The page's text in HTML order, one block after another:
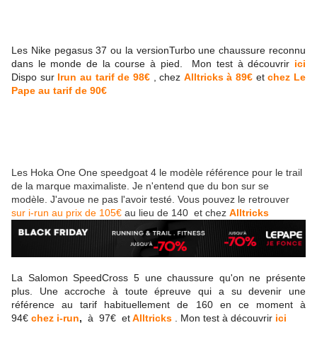
Les Nike pegasus 37 ou la versionTurbo une chaussure reconnu
dans le monde de la course à pied. Mon test à découvrir ici
Dispo sur Irun au tarif de 98€ , chez Alltricks à 89€ etchez Le
Pape au tarif de 90€
Les Hoka One One speedgoat 4 le modèle référence pour le trail
de la marque maximaliste. Je n'entend que du bon sur se
modèle. J'avoue ne pas l'avoir testé. Vous pouvez le retrouver
sur i-run au prix de 105€ au lieu de 140 et chez Alltricks
La Salomon SpeedCross 5 une chaussure qu'on ne présente
plus. Une accroche à toute épreuve qui a su devenir une
référence au tarif habituellement de 160 en ce moment à
94€ chez i-run, à 97€ etAlltricks . Mon test à découvrir ici